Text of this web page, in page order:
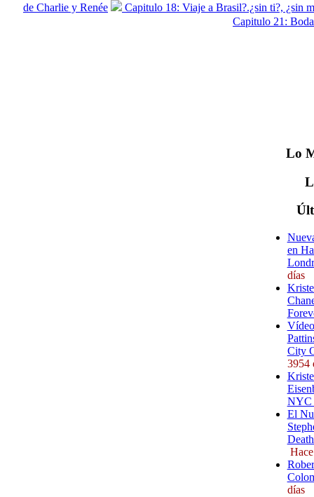
de Charlie y Renée
Capitulo 18: Viaje a Brasil?.¿sin ti?, ¿sin
Capitulo 21:
Lo
en
días
City
3954
NYC
El
días